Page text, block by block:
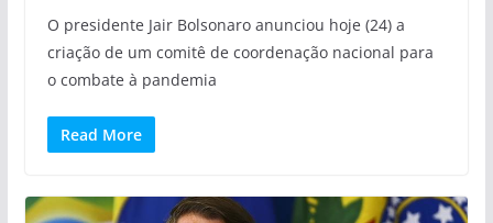
O presidente Jair Bolsonaro anunciou hoje (24) a
criação de um comitê de coordenação nacional para
o combate à pandemia
Read More